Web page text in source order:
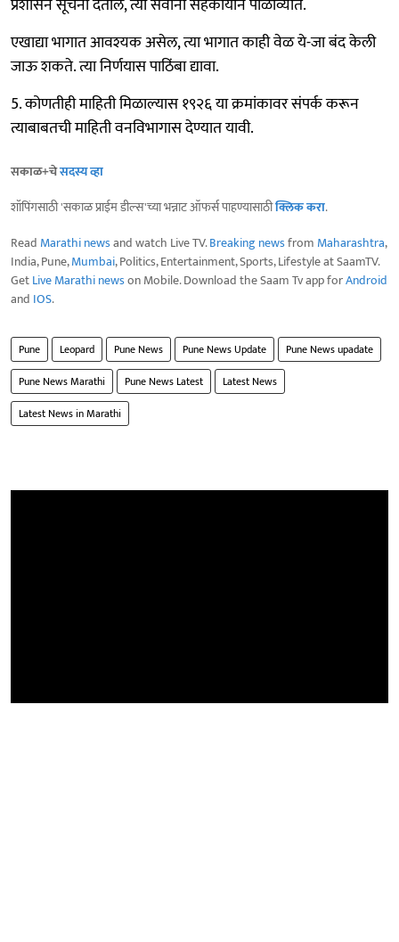
प्रशासन सूचना देतील, त्या सर्वांनी सहकार्याने पाळाव्यात.
एखाद्या भागात आवश्यक असेल, त्या भागात काही वेळ ये-जा बंद केली
जाऊ शकते. त्या निर्णयास पाठिंबा द्यावा.
5. कोणतीही माहिती मिळाल्यास १९२६ या क्रमांकावर संपर्क करून
त्याबाबतची माहिती वनविभागास देण्यात यावी.
सकाळ+चेसदस्य व्हा
शॉपिंगसाठी 'सकाळ प्राईम डील्स'च्या भन्नाट ऑफर्स पाहण्यासाठीक्लिक करा.
Read Marathi newsand watch Live TV.Breaking newsfrom Maharashtra,
India, Pune,Mumbai, Politics, Entertainment, Sports, Lifestyle at SaamTV.
GetLive Marathi newson Mobile. Download the Saam Tv app forAndroid
and IOS.
Pune Leopard Pune News Pune News Update
Pune News upadate
Pune News Marathi
Pune News Latest
Latest News
Latest News in Marathi